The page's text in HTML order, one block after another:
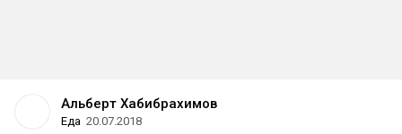
Альберт Хабибрахимов
Еда 20.07.2018